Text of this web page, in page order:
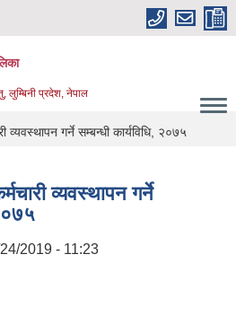
लुम्बिनी प्रदेश, नेपाल
व्यवस्थापन गर्ने सम्बन्धी कार्यविधि, २०७५
व्यवस्थापन गर्ने
2019 - 11:23